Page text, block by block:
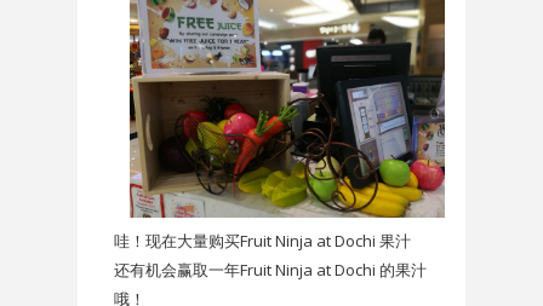
哇！现在大量购买Fruit Ninja at Dochi 果汁
还有机会赢取一年Fruit Ninja at Dochi 的果汁
哦！